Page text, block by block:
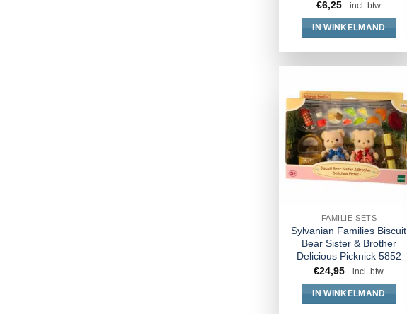
€6,25 - incl. btw
IN WINKELMAND
FAMILIE SETS
Sylvanian Families Biscuit
Bear Sister & Brother
Delicious Picknick 5852
€24,95 - incl. btw
IN WINKELMAND